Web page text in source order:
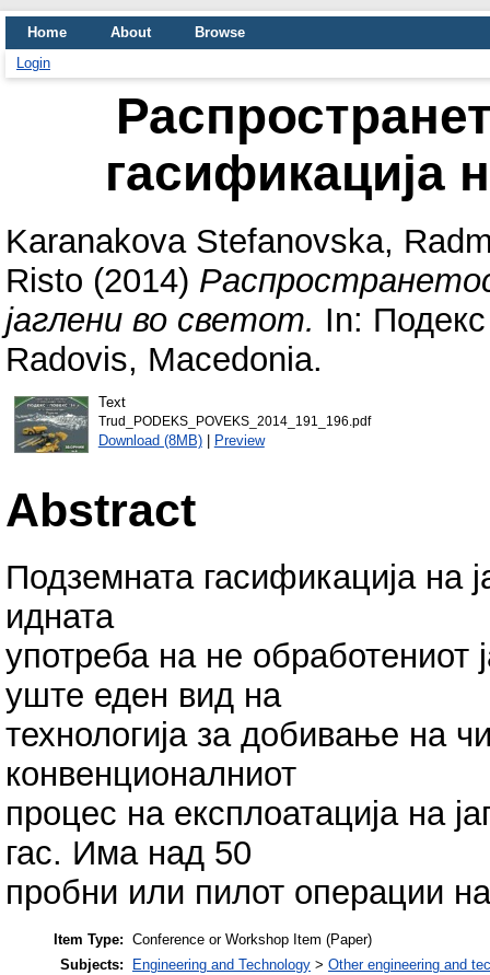
Home About
Browse
Login
гасификација
Karanakova Stefanovska,
Risto (2014)
јаглени во светот. In:
Radovis, Macedonia.
Text
Trud_PODEKS_POVEKS_2014_191_196.pdf
Download (8MB)| Preview
Abstract
Подземната гасификација на
идната
употреба на не обработениот
уште еден вид на
технологија за добивање на
конвенционалниот
процес на експлоатација на
гас. Има над 50
пробни или пилот операции
Item Type: Conference or Workshop Item (Paper)
Subjects:
Engineering and Technology > Other engineering and